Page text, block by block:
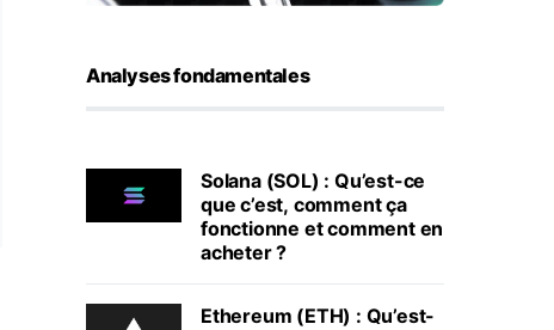
Analyses fondamentales
Solana (SOL) : Qu’est-ce
que c’est, comment ça
fonctionne et comment en
acheter ?
Ethereum (ETH) : Qu’est-